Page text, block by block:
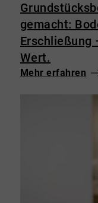
gemacht:
Erschließung
Wert.
Mehr erfahren